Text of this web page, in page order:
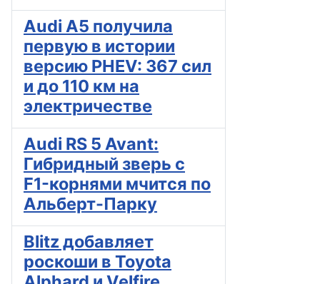
Audi A5 получила
первую в истории
версию PHEV: 367 сил
и до 110 км на
электричестве
Audi RS 5 Avant:
Гибридный зверь с
F1-корнями мчится по
Альберт-Парку
Blitz добавляет
роскоши в Toyota